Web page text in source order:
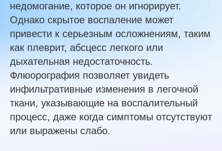
недомогание, которое он игнорирует.
Однако скрытое воспаление может
привести к серьезным осложнениям, таким
как плеврит, абсцесс легкого или
дыхательная недостаточность.
Флюорография позволяет увидеть
инфильтративные изменения в легочной
ткани, указывающие на воспалительный
процесс, даже когда симптомы отсутствуют
или выражены слабо.